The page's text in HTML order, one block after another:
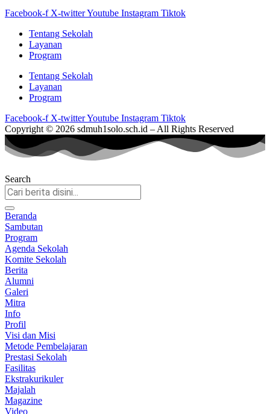
Facebook-f X-twitterYoutube Instagram Tiktok
Tentang Sekolah
Layanan
Program
Tentang Sekolah
Layanan
Program
Facebook-f X-twitterYoutube Instagram Tiktok
Copyright © 2026 sdmuh1solo.sch.id – All Rights Reserved
Search
Beranda
Sambutan
Program
Agenda Sekolah
Komite Sekolah
Berita
Alumni
Galeri
Mitra
Info
Profil
Visi dan Misi
Metode Pembelajaran
Prestasi Sekolah
Fasilitas
Ekstrakurikuler
Majalah
Magazine
Video